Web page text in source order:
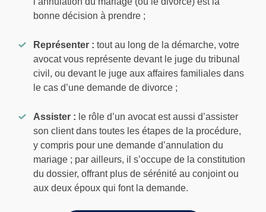
bonne décision à prendre ;
Représenter : tout au long de la démarche, votre
avocat vous représente devant le juge du tribunal
civil, ou devant le juge aux affaires familiales dans
le cas d’une demande de divorce ;
Assister : le rôle d’un avocat est aussi d’assister
son client dans toutes les étapes de la procédure,
y compris pour une demande d’annulation du
mariage ; par ailleurs, il s’occupe de la constitution
du dossier, offrant plus de sérénité au conjoint ou
aux deux époux qui font la demande.